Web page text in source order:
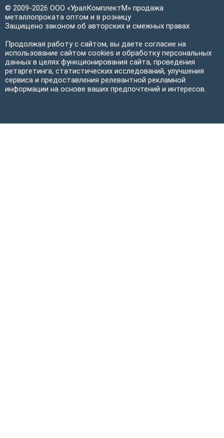
© 2009-2026 ООО «УралКомплектМ» продажа
металлопроката оптом и в розницу
Защищено законом об авторских и смежных правах
Продолжая работу с сайтом, вы даете согласие на
использование сайтом cookies и обработку персональных
данных в целях функционирования сайта, проведения
ретаргетинга, статистических исследований, улучшения
сервиса и предоставления релевантной рекламной
информации на основе ваших предпочтений и интересов.